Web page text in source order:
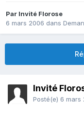
Par Invité Florose
6 mars 2006 dans
Invité
Posté(e) 6 mars